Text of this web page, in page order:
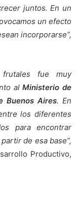
juntos. En un
un efecto
incorporarse”,
frutales fue muy
alMinisterio de
Buenos Aires. En
los diferentes
para encontrar
de esa base”,
Productivo,